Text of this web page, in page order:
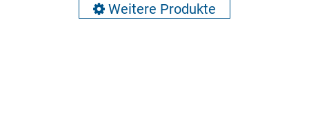
Weitere Produkte